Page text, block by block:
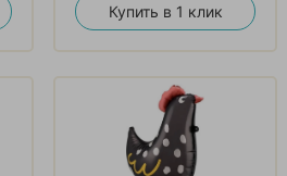
Купить в 1 клик